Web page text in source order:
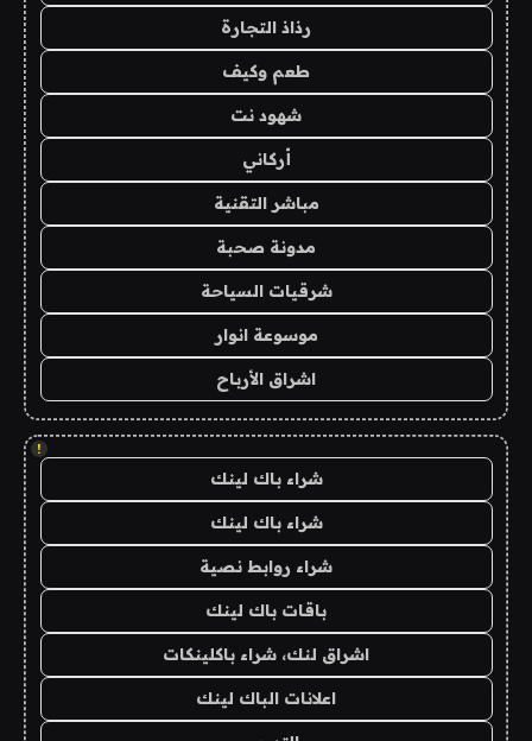
رذاذ التجارة
طعم وكيف
شهود نت
أركاني
مباشر التقنية
مدونة صحبة
شرقيات السياحة
موسوعة انوار
اشراق الأرباح
!
شراء باك لينك
شراء باك لينك
شراء روابط نصية
باقات باك لينك
اشراق لنك، شراء باكلينكات
اعلانات الباك لينك